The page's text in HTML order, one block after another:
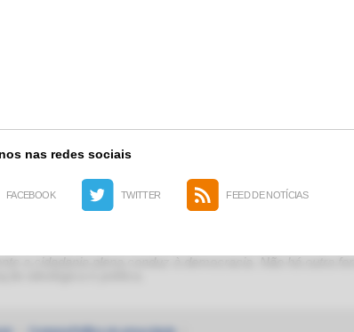
nas redes sociais
FACEBOOK TWITTER FEED DE NOTÍCIAS
a cidadania plena conduz à democracia. Não há outra
ideológica e política.